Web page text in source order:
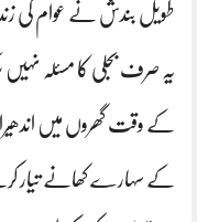
طویل بندش نے عوام کی
یہ صرف بجلی کا مسئلہ
کے وقت گھروں میں
کے سہارے کھانے تیار